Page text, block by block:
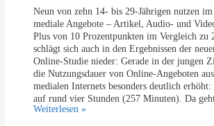
n
g
s
a
m
l
e
i
a
z
Neun von zehn 14- bis 29-Jährigen nutzen
mediale Angebote – Artikel, Audio- und
Plus von 10 Prozentpunkten im Vergleich zu
schlägt sich auch in den Ergebnissen der
Online-Studie nieder: Gerade in der jungen
die Nutzungsdauer von Online-Angeboten
medialen Internets besonders deutlich
auf rund vier Stunden (257 Minuten). Da
I
Weiterlesen »